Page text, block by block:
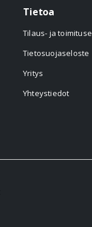
Tietoa
Tilaus- ja
Tietosuojaseloste
Yritys
Yhteystiedot